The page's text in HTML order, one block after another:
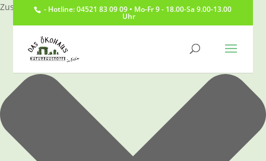
Zustimmung verwalten
- Hotline: 04521 83 09 09 • Mo-Fr 9 - 18.00-Sa 9.00-13.00
Uhr